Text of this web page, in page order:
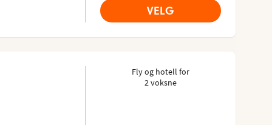
VELG
Fly og hotell for
2 voksne